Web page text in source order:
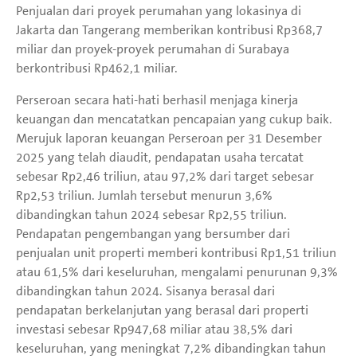
Penjualan dari proyek perumahan yang lokasinya di
Jakarta dan Tangerang memberikan kontribusi Rp368,7
miliar dan proyek-proyek perumahan di Surabaya
berkontribusi Rp462,1 miliar.
Perseroan secara hati-hati berhasil menjaga kinerja
keuangan dan mencatatkan pencapaian yang cukup baik.
Merujuk laporan keuangan Perseroan per 31 Desember
2025 yang telah diaudit, pendapatan usaha tercatat
sebesar Rp2,46 triliun, atau 97,2% dari target sebesar
Rp2,53 triliun. Jumlah tersebut menurun 3,6%
dibandingkan tahun 2024 sebesar Rp2,55 triliun.
Pendapatan pengembangan yang bersumber dari
penjualan unit properti memberi kontribusi Rp1,51 triliun
atau 61,5% dari keseluruhan, mengalami penurunan 9,3%
dibandingkan tahun 2024. Sisanya berasal dari
pendapatan berkelanjutan yang berasal dari properti
investasi sebesar Rp947,68 miliar atau 38,5% dari
keseluruhan, yang meningkat 7,2% dibandingkan tahun